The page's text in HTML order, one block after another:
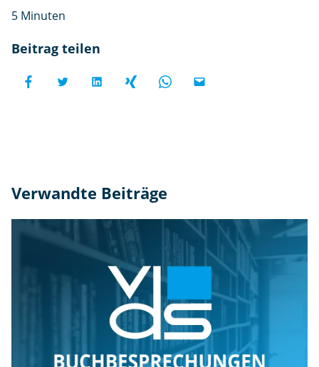
5 Minuten
Beitrag teilen
Verwandte Beiträge